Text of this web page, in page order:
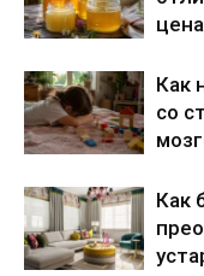
Как
со
Как